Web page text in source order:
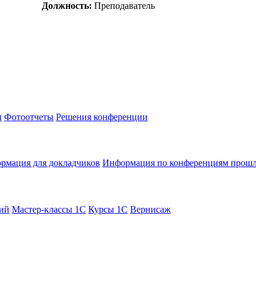
Должность: Преподаватель
Фотоотчеты Решения конференции
для докладчиков Информация по конференциям
Мастер-классы 1С Курсы 1С Вернисаж